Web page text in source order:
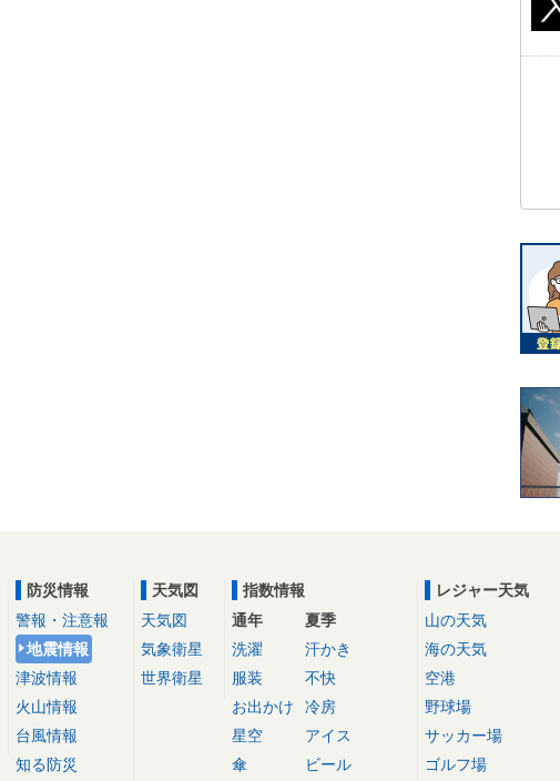
防災情報
警報・注意報
地震情報
津波情報
火山情報
台風情報
知る防災
天気図
天気図
気象衛星
世界衛星
指数情報
通年
洗濯
服装
お出かけ
星空
傘
夏季
汗かき
不快
冷房
アイス
ビール
レジャー天気
山の天気
海の天気
空港
野球場
サッカー場
ゴルフ場